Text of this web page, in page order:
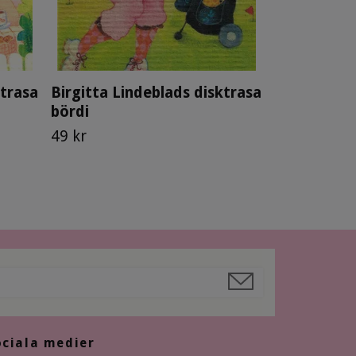
Birgitta Lindeblads disktrasa
bördi
49 kr
medier